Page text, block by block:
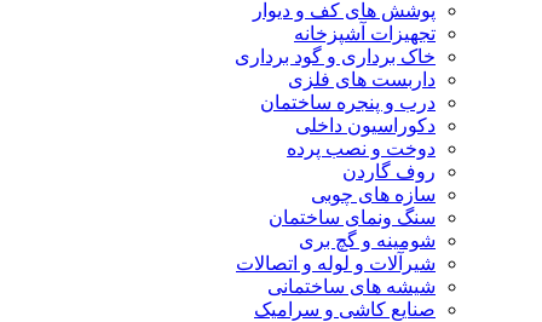
پوشش های کف و دیوار
تجهیزات آشپزخانه
خاک برداری و گود برداری
داربست های فلزی
درب و پنجره ساختمان
دکوراسیون داخلی
دوخت و نصب پرده
روف گاردن
سازه های چوبی
سنگ ونمای ساختمان
شومینه و گچ بری
شیرآلات و لوله و اتصالات
شیشه های ساختمانی
صنایع کاشی و سرامیک